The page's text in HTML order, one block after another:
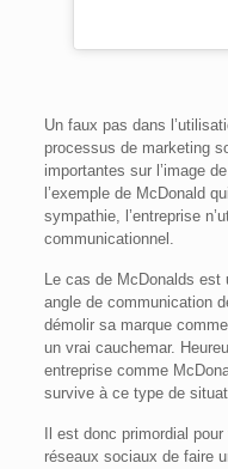
Un faux pas dans
processus de marketing
importantes sur l’image
l’exemple de McDonald
sympathie, l’entreprise
communicationnel.
Le cas de McDonalds est
angle de communication
démolir sa marque
un vrai cauchemar.
entreprise comme
survive à ce type de
Il est donc primordial
réseaux sociaux de faire